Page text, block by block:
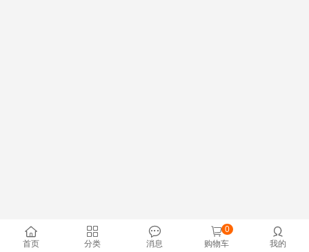

首页

分类

消息

购物车
0 
我的